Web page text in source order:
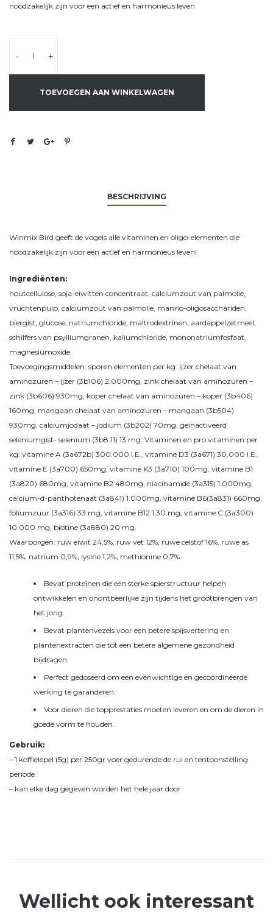
noodzakelijk zijn voor een actief en harmonieus leven
- +
TOEVOEGEN AAN WINKELWAGEN
BESCHRIJVING
Winmix Bird geeft de vogels alle vitaminen en oligo-elementen die
noodzakelijk zijn voor een actief en harmonieus leven!
Ingrediënten:
houtcellulose, soja-eiwitten concentraat, calciumzout van palmolie,
vruchtenpulp, calciumzout van palmolie, manno-oligosacchariden,
biergist, glucose, natriumchloride, maltrodextrinen, aardappelzetmeel,
schilfers van psylliumgranen, kaliumchloride, mononatriumfosfaat,
magnesiumoxide.
Toevoegingsmiddelen: sporen elementen per kg: ijzer chelaat van
aminozuren – ijzer (3b106) 2.000mg, zink chelaat van aminozuren –
zink (3b606) 930mg, koper chelaat van aminozuren – koper (3b406)
160mg, mangaan chelaat van aminozuren – mangaan (3b504)
930mg, calciumjodaat – jodium (3b202) 70mg, geinactiveerd
seleniumgist- selenium (3b8.11) 13 mg. Vitaminen en pro vitaminen per
kg: vitamine A (3a672b) 300.000 I.E., vitamine D3 (3a671) 30.000 I.E.,
vitamine E (3a700) 650mg, vitamine K3 (3a710) 100mg, vitamine B1
(3a820) 680mg, vitamine B2 480mg, niacinamide (3a315) 1.000mg,
calcium-d-panthotenaat (3a841) 1.000mg, vitamine B6(3a831) 660mg,
foliumzuur (3a316) 33 mg, vitamine B12 1,30 mg, vitamine C (3a300)
10.000 mg, biotine (3a880) 20 mg.
Waarborgen: ruw eiwit 24,5%, ruw vet 12%, ruwe celstof 16%, ruwe as
11,5%, natrium 0,9%, lysine 1,2%, methionine 0,7%.
Bevat proteïnen die een sterke spierstructuur helpen
ontwikkelen en onontbeerlijke zijn tijdens het grootbrengen van
het jong.
Bevat plantenvezels voor een betere spijsvertering en
plantenextracten die tot een betere algemene gezondheid
bijdragen.
Perfect gedoseerd om een evenwichtige en gecoördineerde
werking te garanderen.
Voor dieren die topprestaties moeten leveren en om de dieren in
goede vorm te houden.
Gebruik:
– 1 koffielepel (5g) per 250gr voer gedurende de rui en tentoonstelling
periode.
– kan elke dag gegeven worden het hele jaar door
Wellicht ook interessant